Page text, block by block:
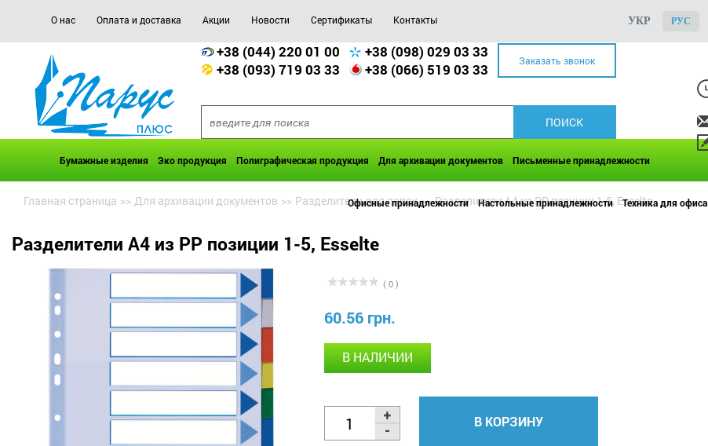
О нас Оплата и доставка Акции Новости Сертификаты Контакты УКР РУС
+38 (044) 220 01 00
+38 (098) 029 03 33
+38 (093) 719 03 33
+38 (066) 519 03 33 Заказать звонок
Бумажные изделия Эко продукция Полиграфическая продукция Для архивации документов Письменные принадлежности
Офисные принадлежности Настольные принадлежности Техника для офиса
Главная страница >> Для архивации документов >> Разделители для папок >> Разделители А4 из PP позиции 1-5, Esselte
Разделители А4 из PP позиции 1-5, Esselte
( 0 )
60.56 грн.
В НАЛИЧИИ
В КОРЗИНУ